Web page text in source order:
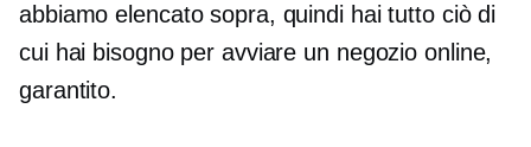
abbiamo elencato sopra, quindi hai tutto ciò di
cui hai bisogno per avviare un negozio online,
garantito.